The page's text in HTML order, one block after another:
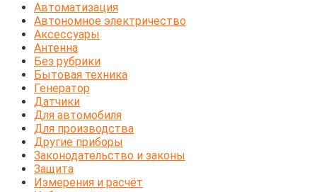
Автоматизация
Автономное электричество
Аксессуары
Антенна
Без рубрики
Бытовая техника
Генератор
Датчики
Для автомобиля
Для производства
Другие приборы
Законодательство и законы
Защита
Измерения и расчёт